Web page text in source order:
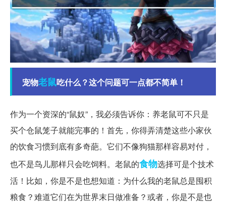
宠物老鼠吃什么？这个问题可一点都不简单！
作为一个资深的“鼠奴”，我必须告诉你：养老鼠可不只是
买个仓鼠笼子就能完事的！首先，你得弄清楚这些小家伙
的饮食习惯到底有多奇葩。它们不像狗猫那样容易对付，
也不是鸟儿那样只会吃饲料。老鼠的食物选择可是个技术
活！比如，你是不是也想知道：为什么我的老鼠总是囤积
粮食？难道它们在为世界末日做准备？或者，你是不是也